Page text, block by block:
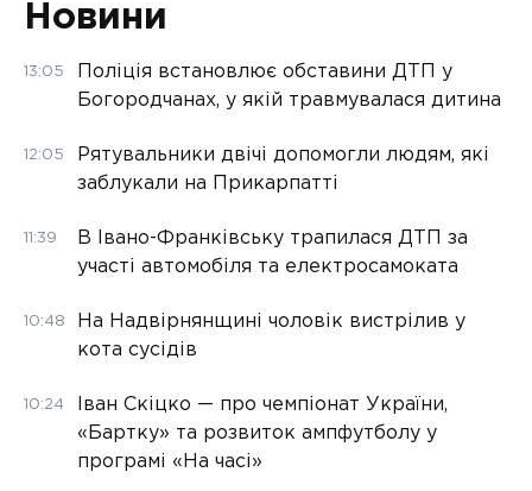
Новини
13:05
Поліція встановлює обставини ДТП у
Богородчанах, у якій травмувалася дитина
12:05
Рятувальники двічі допомогли людям, які
заблукали на Прикарпатті
11:39
В Івано-Франківську трапилася ДТП за
участі автомобіля та електросамоката
10:48
На Надвірнянщині чоловік вистрілив у
кота сусідів
10:24
Іван Скіцко — про чемпіонат України,
«Бартку» та розвиток ампфутболу у
програмі «На часі»